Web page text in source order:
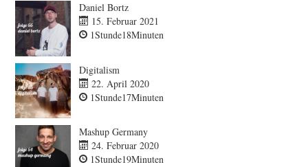
Daniel Bortz
15. Februar 2021
1Stunde18Minuten
Digitalism
22. April 2020
1Stunde17Minuten
Mashup Germany
24. Februar 2020
1Stunde19Minuten